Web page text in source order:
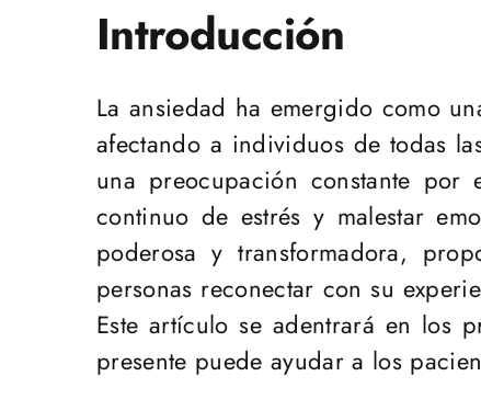
Introducción
La ansiedad ha emergido como
afectando a individuos de todas
una preocupación constante
continuo de estrés y malestar
poderosa y transformadora,
personas reconectar con su
Este artículo se adentrará en los
presente puede ayudar a los